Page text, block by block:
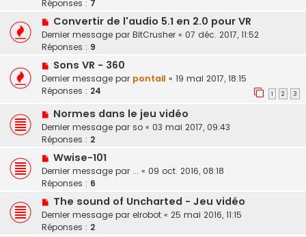
Réponses : 7
Convertir de l'audio 5.1 en 2.0 pour VR
Dernier message par BitCrusher « 07 déc. 2017, 11:52
Réponses : 9
Sons VR - 360
Dernier message par pontail « 19 mai 2017, 18:15
Réponses : 24 1 2 3
Normes dans le jeu vidéo
Dernier message par so « 03 mai 2017, 09:43
Réponses : 2
Wwise-101
Dernier message par ... « 09 oct. 2016, 08:18
Réponses : 6
The sound of Uncharted - Jeu vidéo
Dernier message par elrobot « 25 mai 2016, 11:15
Réponses : 2